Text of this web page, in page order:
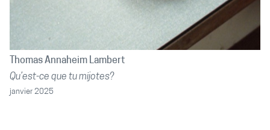
Thomas Annaheim Lambert
Qu’est-ce que tu mijotes?
janvier 2025